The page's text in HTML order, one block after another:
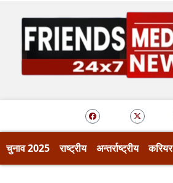
content
F
a
c
e
X
-
t
w
t
t
r
चुनाव 2025 राष्ट्रीय अन्तर्राष्ट्रीय करियर